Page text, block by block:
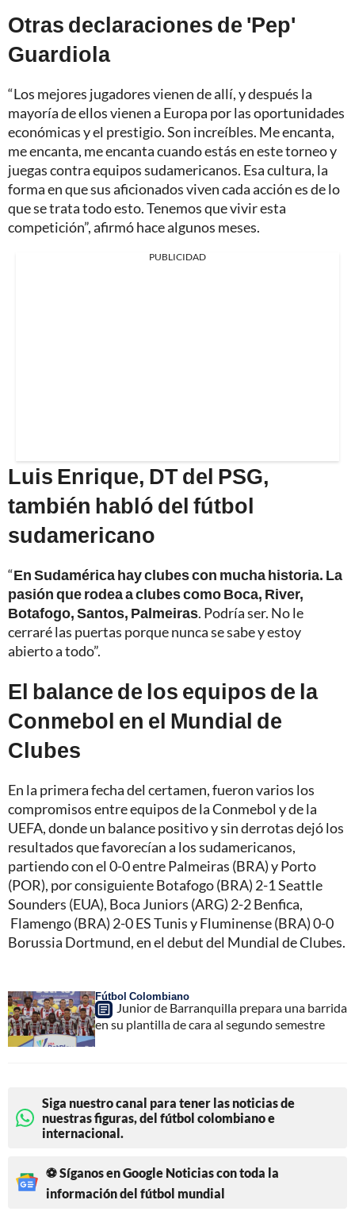
Otras declaraciones de 'Pep'
Guardiola
“Los mejores jugadores vienen de allí, y después la
mayoría de ellos vienen a Europa por las oportunidades
económicas y el prestigio. Son increíbles. Me encanta,
me encanta, me encanta cuando estás en este torneo y
juegas contra equipos sudamericanos. Esa cultura, la
forma en que sus aficionados viven cada acción es de lo
que se trata todo esto. Tenemos que vivir esta
competición”, afirmó hace algunos meses.
PUBLICIDAD
Luis Enrique, DT del PSG,
también habló del fútbol
sudamericano
“En Sudamérica hay clubes con mucha historia. La
pasión que rodea a clubes como Boca, River,
Botafogo, Santos, Palmeiras. Podría ser. No le
cerraré las puertas porque nunca se sabe y estoy
abierto a todo”.
El balance de los equipos de la
Conmebol en el Mundial de
Clubes
En la primera fecha del certamen, fueron varios los
compromisos entre equipos de la Conmebol y de la
UEFA, donde un balance positivo y sin derrotas dejó los
resultados que favorecían a los sudamericanos,
partiendo con el 0-0 entre Palmeiras (BRA) y Porto
(POR), por consiguiente Botafogo (BRA) 2-1 Seattle
Sounders (EUA), Boca Juniors (ARG) 2-2 Benfica,
Flamengo (BRA) 2-0 ES Tunis y Fluminense (BRA) 0-0
Borussia Dortmund, en el debut del Mundial de Clubes.
Fútbol Colombiano
Junior de Barranquilla prepara una barrida
en su plantilla de cara al segundo semestre
Siga nuestro canal para tener las noticias de
nuestras figuras, del fútbol colombiano e
internacional.
⚽ Síganos en Google Noticias con toda la
información del fútbol mundial